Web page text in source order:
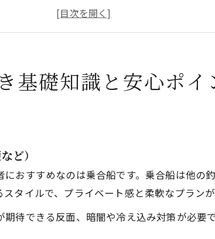
れる！イカ釣り船での釣り方と当日の流れ
ぶ！おすすめイカ釣り船の口コミ比較
基礎知識と安心ポイ
ど）
におすすめなのは乗合船です。乗合船は他の
タイルで、プライベート感と柔軟なプランが
待できる反面、暗闇や冷え込み対策が必要で